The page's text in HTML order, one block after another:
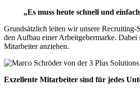
„Es muss heute schnell und
Grundsätzlich leiten wir unsere Recruiting-
den Aufbau einer Arbeitgebermarke.
Mitarbeiter anziehen.
Exzellente Mitarbeiter sind für jedes